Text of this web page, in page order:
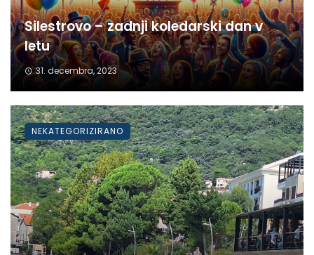
Silestrovo – zadnji koledarski dan v
letu
31. decembra, 2023
NEKATEGORIZIRANO